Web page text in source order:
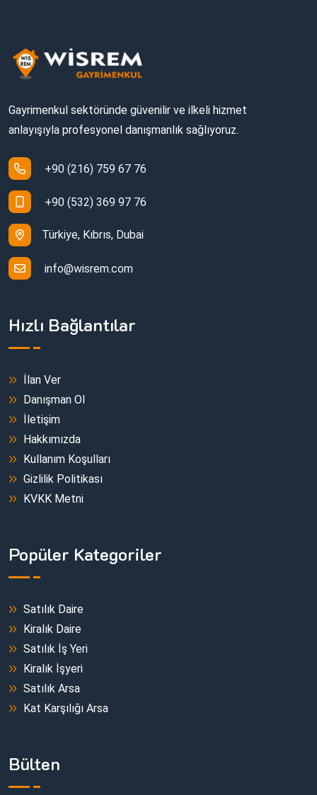
Gayrimenkul sektöründe güvenilir ve ilkeli hizmet
anlayışıyla profesyonel danışmanlık sağlıyoruz.
+90 (216) 759 67 76
+90 (532) 369 97 76
Türkiye, Kıbrıs, Dubai
info@wisrem.com
Hızlı Bağlantılar
İlan Ver
Danışman Ol
İletişim
Hakkımızda
Kullanım Koşulları
Gizlilik Politikası
KVKK Metni
Popüler Kategoriler
Satılık Daire
Kiralık Daire
Satılık İş Yeri
Kiralık İşyeri
Satılık Arsa
Kat Karşılığı Arsa
Bülten